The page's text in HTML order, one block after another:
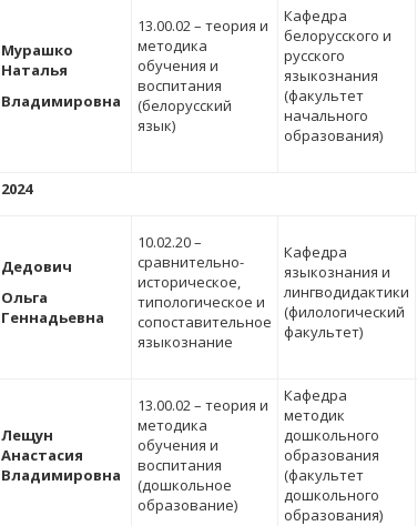
Мурашко
Наталья
Владимировна
13.00.02 – теория и
методика
обучения и
воспитания
(белорусский
язык)
Кафедра
белорусского и
русского
языкознания
(факультет
начального
образования)
2024
Дедович
Ольга
Геннадьевна
10.02.20 –
сравнительно-
историческое,
типологическое и
сопоставительное
языкознание
Кафедра
языкознания и
лингводидактики
(филологический
факультет)
Лещун
Анастасия
Владимировна
13.00.02 – теория и
методика
обучения и
воспитания
(дошкольное
образование)
Кафедра
методик
дошкольного
образования
(факультет
дошкольного
образования)